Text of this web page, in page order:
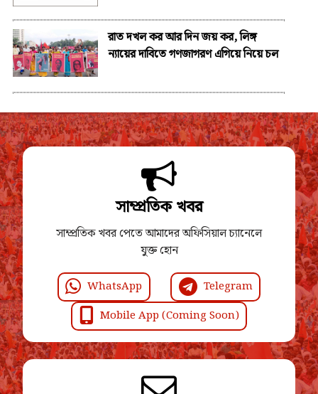
রাত দখল কর আর দিন জয় কর, লিঙ্গ
ন্যায়ের দাবিতে গণজাগরণ এগিয়ে নিয়ে চল
সাম্প্রতিক খবর
সাম্প্রতিক খবর পেতে আমাদের অফিসিয়াল চ্যানেলে
যুক্ত হোন
WhatsApp
Telegram
Mobile App (Coming Soon)